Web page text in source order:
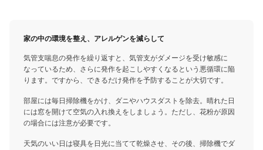
家の中の環境を整え、アレルゲンを減らして
気管支喘息の発作を繰り返すと、気管支がダメージを受け敏感に
なっているため、さらに発作を起こしやすくなるという悪循環に陥
ります。ですから、できるだけ発作を予防することが大切です。
部屋には毎日掃除機をかけ、ダニやハウスダストを除去。晴れた日
には窓を開けて空気の入れ換えをしましょう。ただし、花粉が原因
の場合には注意が必要です。
天気のいい日は寝具を日光に当てて乾燥させ、その後、掃除機でダ